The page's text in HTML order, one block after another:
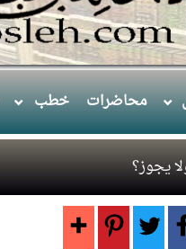
محاضرات خطب
يجوز؟